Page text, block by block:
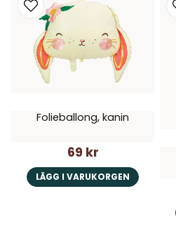
Folieballong, kanin
69 kr
LÄGG I VARUKORGEN